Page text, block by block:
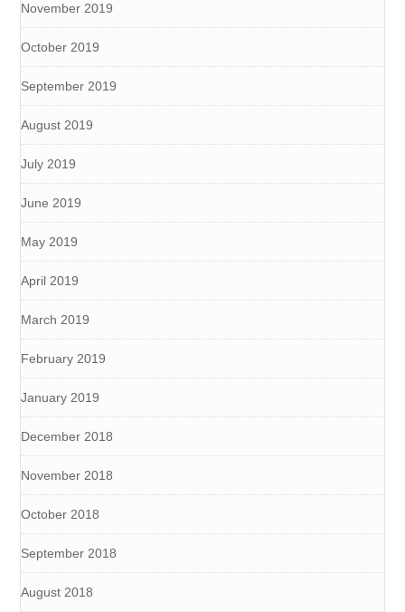
November 2019
October 2019
September 2019
August 2019
July 2019
June 2019
May 2019
April 2019
March 2019
February 2019
January 2019
December 2018
November 2018
October 2018
September 2018
August 2018